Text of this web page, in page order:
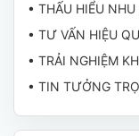
• THẤU HIỂU NHU
• TƯ VẤN HIỆU
• TRẢI NGHIỆM
• TIN TƯỞNG